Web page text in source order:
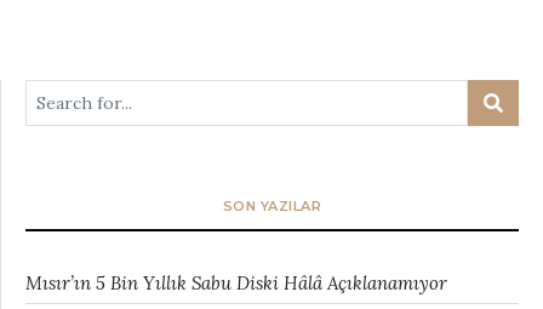
SON YAZILAR
Mısır’ın 5 Bin Yıllık Sabu Diski Hâlâ Açıklanamıyor